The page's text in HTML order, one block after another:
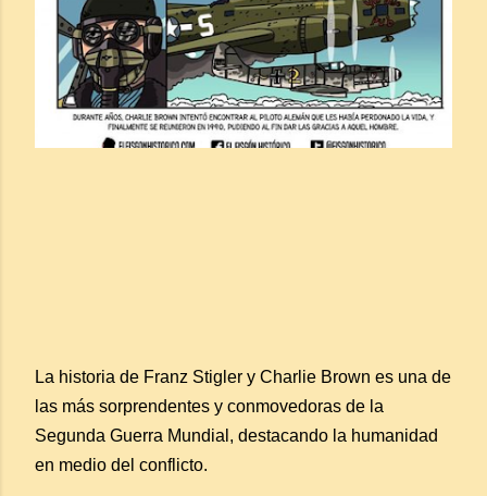
La historia de Franz Stigler y Charlie Brown es una de
las más sorprendentes y conmovedoras de la
Segunda Guerra Mundial, destacando la humanidad
en medio del conflicto.